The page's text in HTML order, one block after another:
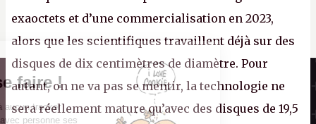
exaoctets et d’une commercialisation en 2023,
alors que les scientifiques travaillent déjà sur des
disques de dix centimètres de diamètre. Pour
autant, on ne va pas se mentir, la technologie ne
sera réellement mature qu’avec des disques de 19,5
Kiosque numérique
Boutique
Il n'y a pas de
Cookie à se faire !
Ce site n'a recours à aucun tracker
externe, ne partage avec personne ses